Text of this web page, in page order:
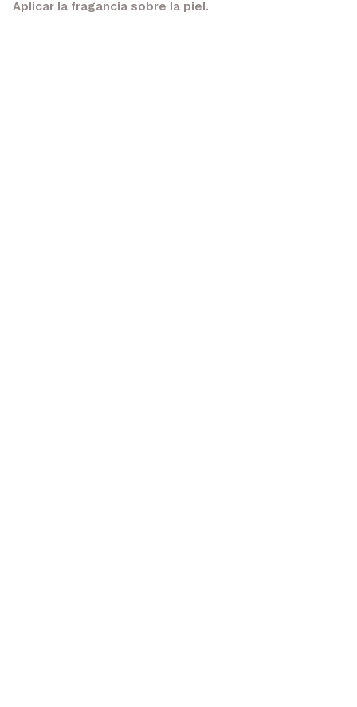
Aplicar la fragancia sobre la piel.